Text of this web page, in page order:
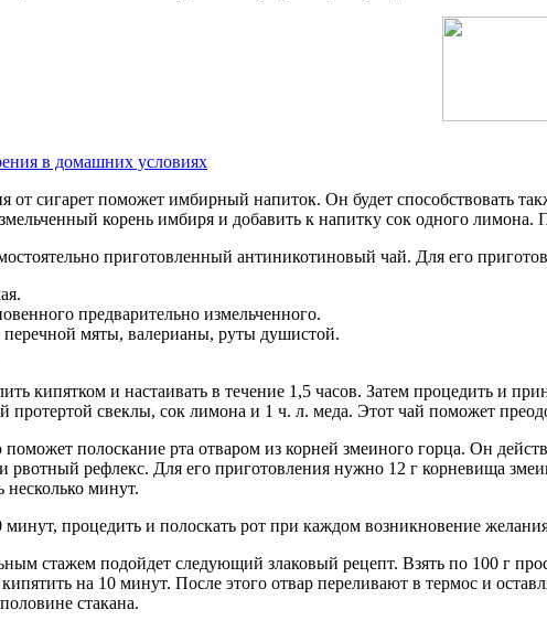
в домашних условиях
от сигарет поможет имбирный напиток. Он будет способствовать
корень имбиря и добавить к напитку сок одного
приготовленный антиникотиновый чай. Для его
предварительно измельченного.
мяты, валерианы, руты душистой.
кипятком и настаивать в течение 1,5 часов. Затем процедить и
свеклы, сок лимона и 1 ч. л. меда. Этот чай поможет
полоскание рта отваром из корней змеиного горца. Он
рефлекс. Для его приготовления нужно 12 г корневища
несколько минут.
минут, процедить и полоскать рот при каждом возникновение
стажем подойдет следующий злаковый рецепт. Взять по 100 г
на 10 минут. После этого отвар переливают в термос и
стакана.